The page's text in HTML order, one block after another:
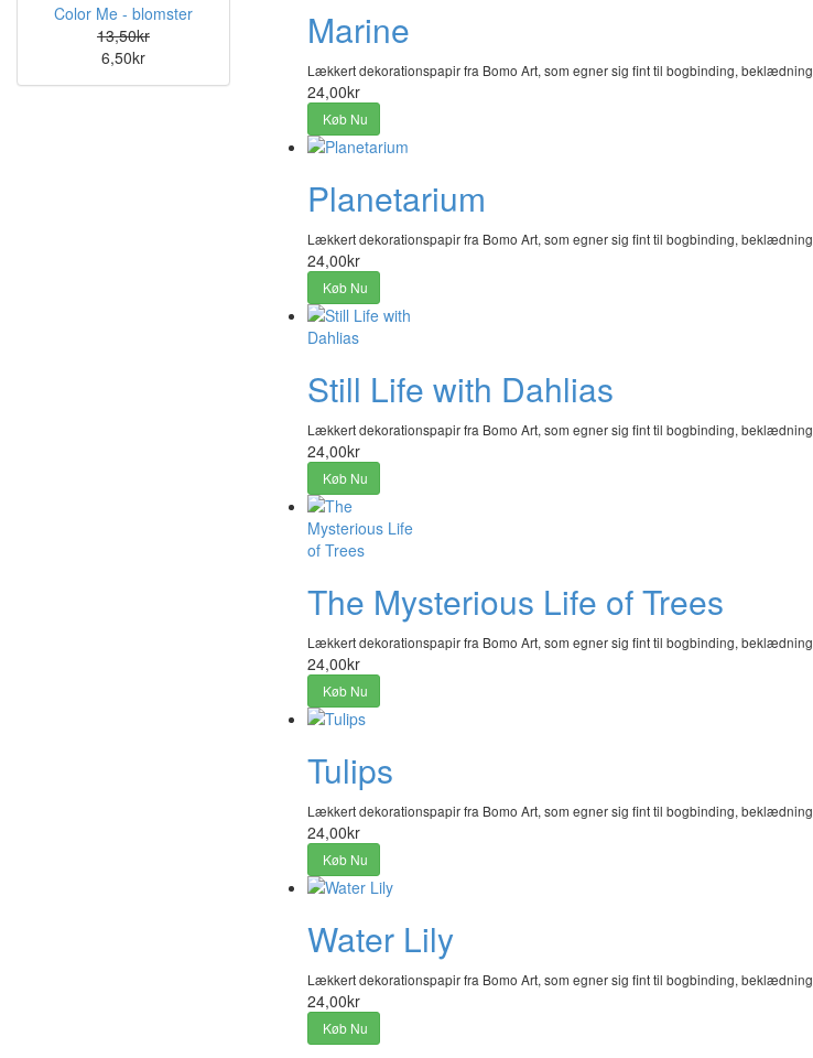
Marine
Lækkert dekorationspapir fra Bomo Art, som egner sig fint til bogbinding,
24,00kr
Køb Nu
Planetarium
Lækkert dekorationspapir fra Bomo Art, som egner sig fint til bogbinding,
24,00kr
Køb Nu
Still Life with Dahlias
Lækkert dekorationspapir fra Bomo Art, som egner sig fint til bogbinding,
24,00kr
Køb Nu
The Mysterious Life of Trees
Lækkert dekorationspapir fra Bomo Art, som egner sig fint til bogbinding,
24,00kr
Køb Nu
Tulips
Lækkert dekorationspapir fra Bomo Art, som egner sig fint til bogbinding,
24,00kr
Køb Nu
Water Lily
Lækkert dekorationspapir fra Bomo Art, som egner sig fint til bogbinding,
24,00kr
Køb Nu
Color Me - blomster
13,50kr
6,50kr